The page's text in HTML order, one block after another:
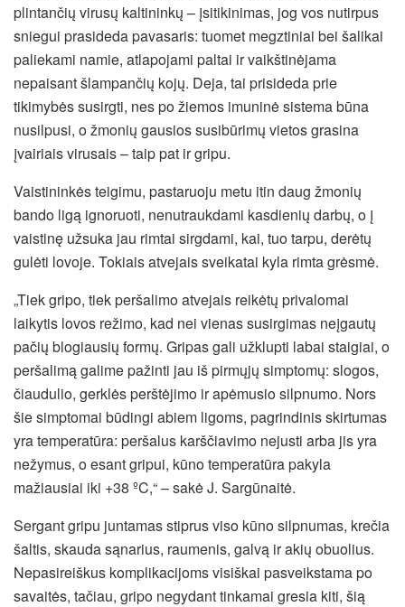
plintančių virusų kaltininkų – įsitikinimas, jog vos nutirpus
sniegui prasideda pavasaris: tuomet megztiniai bei šalikai
paliekami namie, atlapojami paltai ir vaikštinėjama
nepaisant šlampančių kojų. Deja, tai prisideda prie
tikimybės susirgti, nes po žiemos imuninė sistema būna
nusilpusi, o žmonių gausios susibūrimų vietos grasina
įvairiais virusais – taip pat ir gripu.
Vaistininkės teigimu, pastaruoju metu itin daug žmonių
bando ligą ignoruoti, nenutraukdami kasdienių darbų, o į
vaistinę užsuka jau rimtai sirgdami, kai, tuo tarpu, derėtų
gulėti lovoje. Tokiais atvejais sveikatai kyla rimta grėsmė.
„Tiek gripo, tiek peršalimo atvejais reikėtų privalomai
laikytis lovos režimo, kad nei vienas susirgimas neįgautų
pačių blogiausių formų. Gripas gali užklupti labai staigiai, o
peršalimą galime pažinti jau iš pirmųjų simptomų: slogos,
čiaudulio, gerklės perštėjimo ir apėmusio silpnumo. Nors
šie simptomai būdingi abiem ligoms, pagrindinis skirtumas
yra temperatūra: peršalus karščiavimo nejusti arba jis yra
nežymus, o esant gripui, kūno temperatūra pakyla
mažiausiai iki +38 ºC,“ – sakė J. Sargūnaitė.
Sergant gripu juntamas stiprus viso kūno silpnumas, krečia
šaltis, skauda sąnarius, raumenis, galvą ir akių obuolius.
Nepasireiškus komplikacijoms visiškai pasveikstama po
savaitės, tačiau, gripo negydant tinkamai gresia kiti, šią